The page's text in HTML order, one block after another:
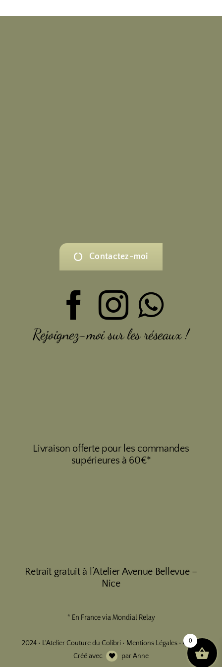
Contactez-moi
Rejoignez-moi sur les réseaux !
Livraison offerte pour les commandes
supérieures à 60€*
Retrait gratuit à l’Atelier Avenue Bellevue –
Nice
* En France via Mondial Relay
2024 • L'Atelier Couture du Colibri • Mentions Légales • CGV•
Créé avec
parAnne
0